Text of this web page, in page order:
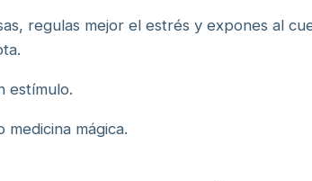
regulas mejor el estrés y expones al
estímulo.
medicina mágica.